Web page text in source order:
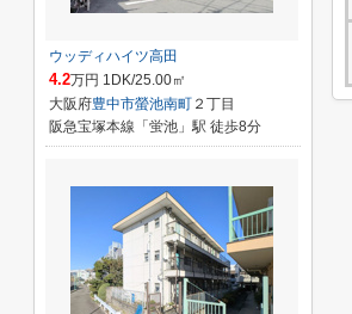
ウッディハイツ高田
4.2万円 1DK/25.00㎡
大阪府豊中市螢池南町 ２丁目
阪急宝塚本線「蛍池」駅 徒歩8分